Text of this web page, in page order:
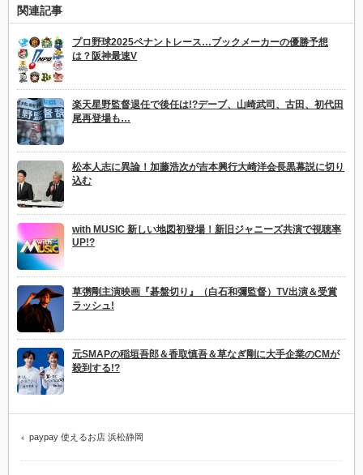
関連記事
プロ野球2025ペナントレース…ブックメーカーの優勝予想
は？阪神最速V
楽天星野監督退任で後任は!?デーブ、山崎武司、古田、初代田
尾再登場も…
松本人志に異論！加藤浩次が吉本興行大崎洋会長黒幕説に切り
込む
with MUSIC 新しい地図初登場！新旧ジャニーズ共演で視聴率
UP!?
草彅剛主演映画『碁盤切り』（白石和彌監督）TV出演＆受賞
ラッシュ!
元SMAPの稲垣吾郎＆香取慎吾＆草なぎ剛に大手企業のCMが
殺到する!?
paypay 使えるお店 浜松静岡